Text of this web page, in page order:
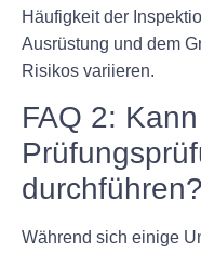
Häufigkeit der
Ausrüstung und dem
Risikos variieren.
FAQ 2:
durchführen?
Während sich einige